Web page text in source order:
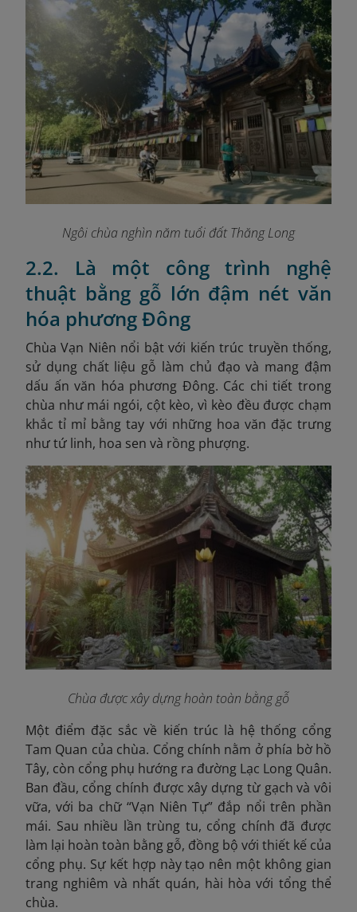
Ngôi chùa nghìn năm tuổi đất Thăng Long
2.2. Là một công trình nghệ
thuật bằng gỗ lớn đậm nét văn
hóa phương Đông
Chùa Vạn Niên nổi bật với kiến trúc truyền thống,
sử dụng chất liệu gỗ làm chủ đạo và mang đậm
dấu ấn văn hóa phương Đông. Các chi tiết trong
chùa như mái ngói, cột kèo, vì kèo đều được chạm
khắc tỉ mỉ bằng tay với những hoa văn đặc trưng
như tứ linh, hoa sen và rồng phượng.
Chùa được xây dựng hoàn toàn bằng gỗ
Một điểm đặc sắc về kiến trúc là hệ thống cổng
Tam Quan của chùa. Cổng chính nằm ở phía bờ hồ
Tây, còn cổng phụ hướng ra đường Lạc Long Quân.
Ban đầu, cổng chính được xây dựng từ gạch và vôi
vữa, với ba chữ “Vạn Niên Tự” đắp nổi trên phần
mái. Sau nhiều lần trùng tu, cổng chính đã được
làm lại hoàn toàn bằng gỗ, đồng bộ với thiết kế của
cổng phụ. Sự kết hợp này tạo nên một không gian
trang nghiêm và nhất quán, hài hòa với tổng thể
chùa.